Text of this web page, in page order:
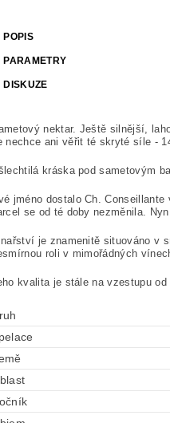
POPIS
PARAMETRY
DISKUZE
nektar. Ještě silnější,
nechce ani věřit té skryté síle -
kráska pod sametovým
jméno dostalo Ch.
se od té doby nezměnila.
je znamenitě situováno v
roli v mimořádných
kvalita je stále na vzestupu